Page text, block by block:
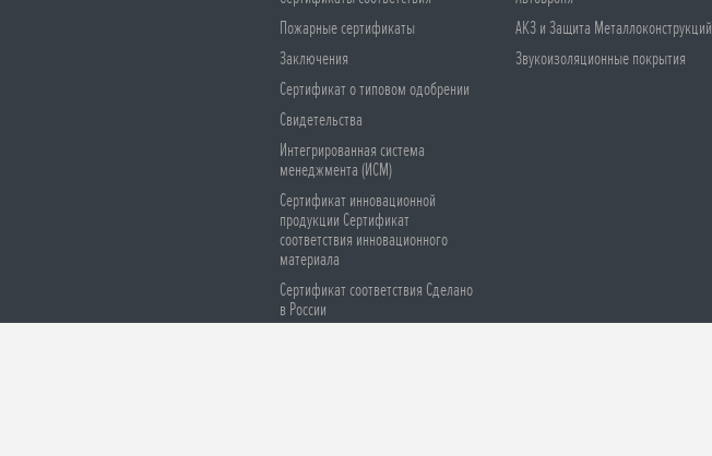
Пожарные сертификаты
Заключения
Сертификат о типовом одобрении
Свидетельства
Интегрированная система
менеджмента (ИСМ)
Сертификат инновационной
продукции Сертификат
соответствия инновационного
материала
Сертификат соответствия Сделано
в России
АКЗ и Защита Металлоконструкций
Звукоизоляционные покрытия